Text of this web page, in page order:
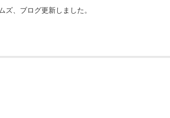
、ブログ更新しました。